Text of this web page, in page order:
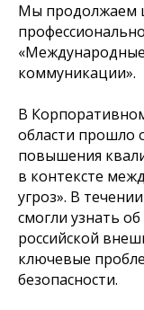
Мы продолжаем
коммуникации».
В
области прошло
повышения
в контексте
угроз». В
смогли узнать
российской
ключевые
безопасности.